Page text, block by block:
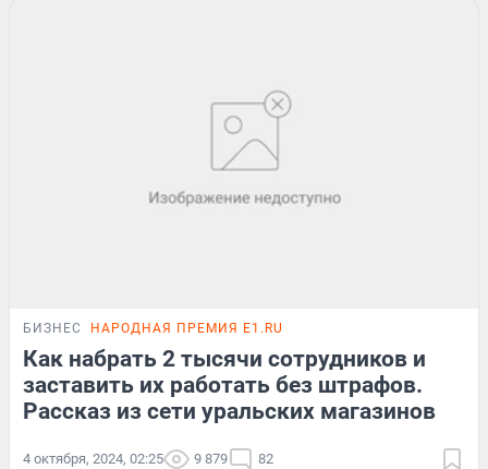
БИЗНЕС НАРОДНАЯ ПРЕМИЯ E1.RU
Как набрать 2 тысячи сотрудников и
заставить их работать без штрафов.
Рассказ из сети уральских магазинов
4 октября, 2024, 02:25 9 879 82